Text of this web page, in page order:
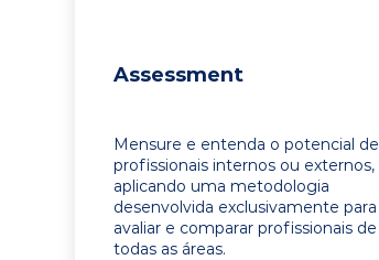
Assessment
Mensure e entenda o potencial de
profissionais internos ou externos,
aplicando uma metodologia
desenvolvida exclusivamente para
avaliar e comparar profissionais de
todas as áreas.